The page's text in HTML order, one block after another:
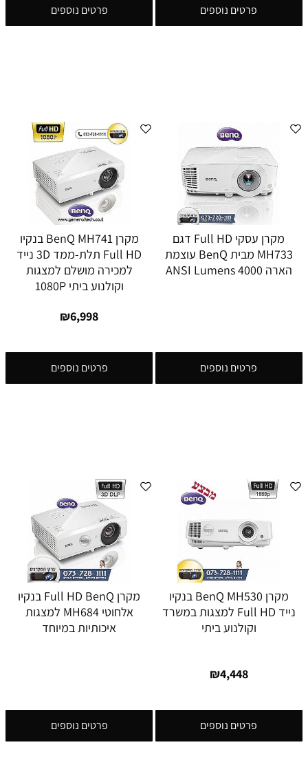
פרטים נוספים פרטים נוספים
מקרן עסקי Full HD דגם
MH733 מבית BenQ עוצמת
הארה 4000 ANSI Lumens
פרטים נוספים
מקרן BenQ MH741 בנקיו
Full HD תלת-ממד 3D נייד
למכירה מושלם למצגות
וקולנוע ביתי 1080P
₪6,998
פרטים נוספים
מקרן BenQ MH530 בנקיו
נייד Full HD למצגות במשרד
וקולנוע ביתי
₪4,448
פרטים נוספים
מקרן Full HD BenQ בנקיו
אלחוטי MH684 למצגות
איכותיות במיוחד
פרטים נוספים